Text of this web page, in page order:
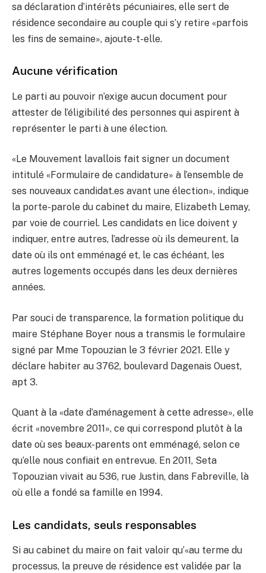
sa déclaration d’intérêts pécuniaires, elle sert de
résidence secondaire au couple qui s’y retire «parfois
les fins de semaine», ajoute-t-elle.
Aucune vérification
Le parti au pouvoir n’exige aucun document pour
attester de l’éligibilité des personnes qui aspirent à
représenter le parti à une élection.
«Le Mouvement lavallois fait signer un document
intitulé «Formulaire de candidature» à l’ensemble de
ses nouveaux candidat.es avant une élection», indique
la porte-parole du cabinet du maire, Elizabeth Lemay,
par voie de courriel. Les candidats en lice doivent y
indiquer, entre autres, l’adresse où ils demeurent, la
date où ils ont emménagé et, le cas échéant, les
autres logements occupés dans les deux dernières
années.
Par souci de transparence, la formation politique du
maire Stéphane Boyer nous a transmis le formulaire
signé par Mme Topouzian le 3 février 2021. Elle y
déclare habiter au 3762, boulevard Dagenais Ouest,
apt 3.
Quant à la «date d’aménagement à cette adresse», elle
écrit «novembre 2011», ce qui correspond plutôt à la
date où ses beaux-parents ont emménagé, selon ce
qu’elle nous confiait en entrevue. En 2011, Seta
Topouzian vivait au 536, rue Justin, dans Fabreville, là
où elle a fondé sa famille en 1994.
Les candidats, seuls responsables
Si au cabinet du maire on fait valoir qu’«au terme du
processus, la preuve de résidence est validée par la